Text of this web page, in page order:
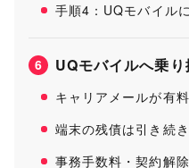
手順4：UQモバイル
6 UQモバイルへ乗
キャリアメールが有
端末の残債は引き続
事務手数料・契約解